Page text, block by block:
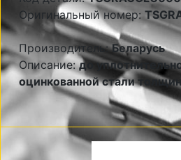
Оригинальный номер:
Производитель:Беларусь
Описание:до
оцинкованной стали